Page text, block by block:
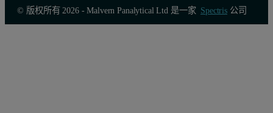
© 版权所有 2026 - Malvern Panalytical Ltd 是一家 Spectris公司